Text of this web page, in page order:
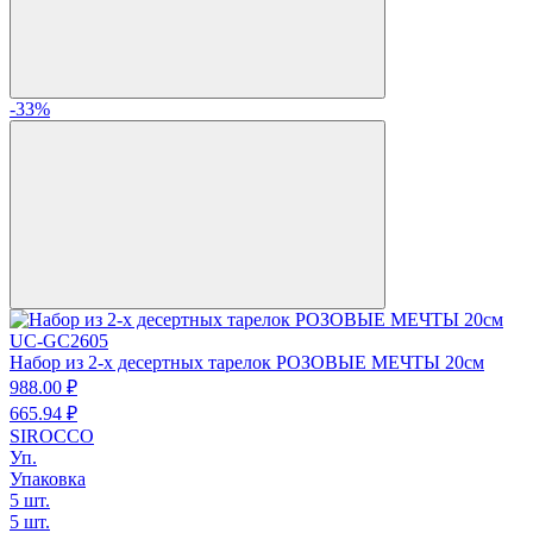
-33%
UC-GC2605
Набор из 2-х десертных тарелок РОЗОВЫЕ МЕЧТЫ 20см
988.00 ₽
665.94 ₽
SIROCCO
Уп.
Упаковка
5 шт.
5 шт.